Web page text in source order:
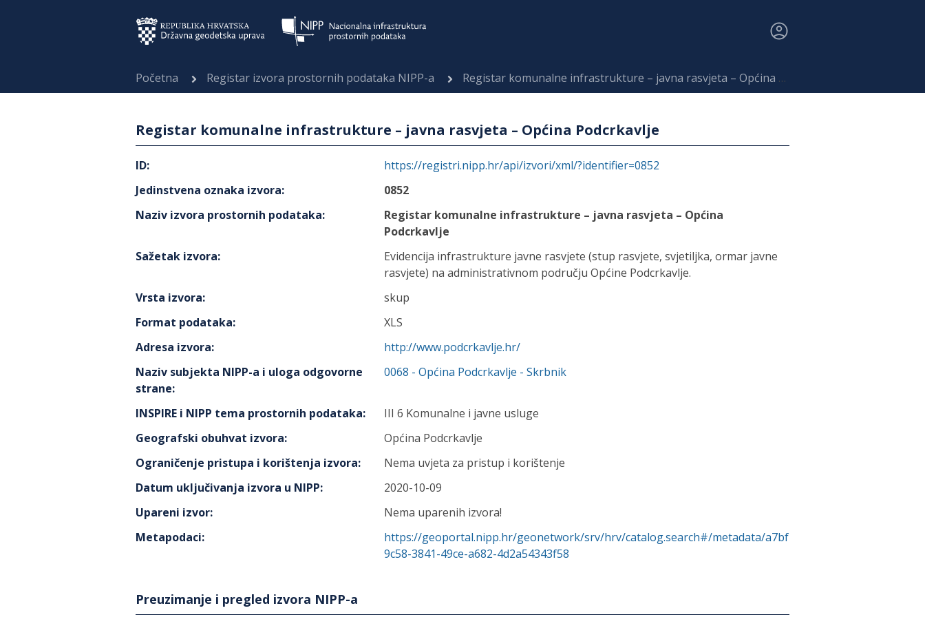
Početna Registar izvora prostornih podataka NIPP-a Registar komunalne infrastrukture – javna rasvjeta – Općina Podcrkavlje
Registar komunalne infrastrukture – javna rasvjeta – Općina Podcrkavlje
ID:
https://registri.nipp.hr/api/izvori/xml/?identifier=0852
Jedinstvena oznaka izvora:
0852
Naziv izvora prostornih podataka:
Registar komunalne infrastrukture – javna rasvjeta – Općina
Podcrkavlje
Sažetak izvora:
Evidencija infrastrukture javne rasvjete (stup rasvjete, svjetiljka, ormar javne
rasvjete) na administrativnom području Općine Podcrkavlje.
Vrsta izvora:
skup
Format podataka:
XLS
Adresa izvora:
http://www.podcrkavlje.hr/
Naziv subjekta NIPP-a i uloga odgovorne
strane:
0068 - Općina Podcrkavlje - Skrbnik
INSPIRE i NIPP tema prostornih podataka:
III 6 Komunalne i javne usluge
Geografski obuhvat izvora:
Općina Podcrkavlje
Ograničenje pristupa i korištenja izvora:
Nema uvjeta za pristup i korištenje
Datum uključivanja izvora u NIPP:
2020-10-09
Upareni izvor:
Nema uparenih izvora!
Metapodaci:
https://geoportal.nipp.hr/geonetwork/srv/hrv/catalog.search#/metadata/a7bf
9c58-3841-49ce-a682-4d2a54343f58
Preuzimanje i pregled izvora NIPP-a